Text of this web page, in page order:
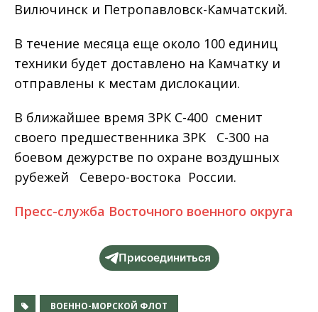
Вилючинск и Петропавловск-Камчатский.
В течение месяца еще около 100 единиц
техники будет доставлено на Камчатку и
отправлены к местам дислокации.
В ближайшее время ЗРК С-400 сменит
своего предшественника ЗРК С-300 на
боевом дежурстве по охране воздушных
рубежей Северо-востока России.
Пресс-служба Восточного военного округа
Присоединиться
ВОЕННО-МОРСКОЙ ФЛОТ